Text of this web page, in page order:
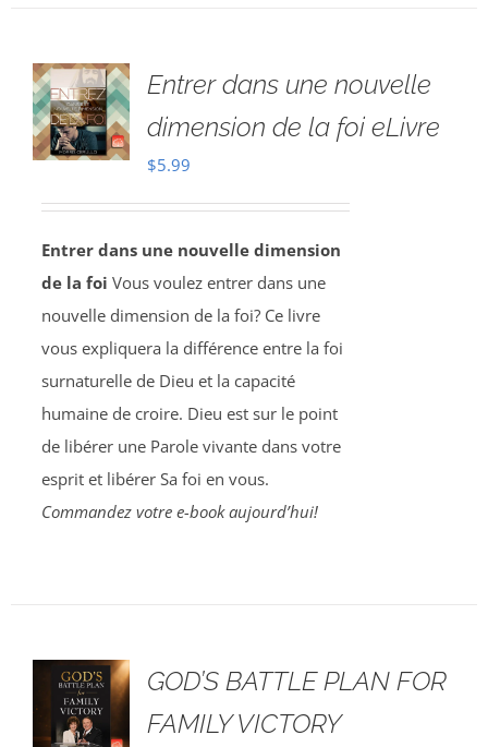
Entrer dans une nouvelle
dimension de la foi eLivre
$5.99
Entrer dans une nouvelle dimension
de la foi Vous voulez entrer dans une
nouvelle dimension de la foi? Ce livre
vous expliquera la différence entre la foi
surnaturelle de Dieu et la capacité
humaine de croire. Dieu est sur le point
de libérer une Parole vivante dans votre
esprit et libérer Sa foi en vous.
Commandez votre e-book aujourd’hui!
GOD’S BATTLE PLAN FOR
FAMILY VICTORY